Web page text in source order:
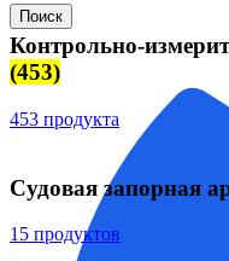
Поиск
Контрольно-
(453)
453 продукта
Судовая запорная
15 продуктов